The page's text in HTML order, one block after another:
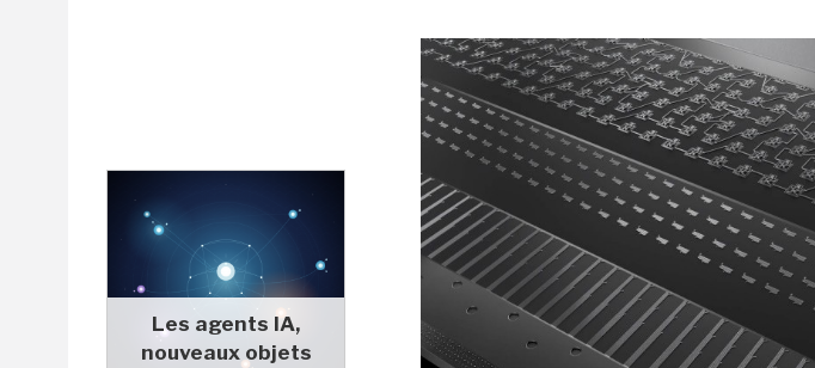
Les agents IA,
nouveaux objets